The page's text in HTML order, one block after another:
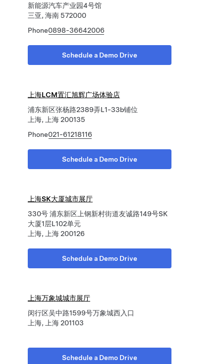
新能源汽车产业园4号馆
三亚, 海南 572000
Phone0898-36642006
Schedule a Demo Drive
上海LCM置汇旭辉广场体验店
浦东新区张杨路2389弄L1-33b铺位
上海, 上海 200135
Phone021-61218116
Schedule a Demo Drive
上海SK大厦城市展厅
330号 浦东新区上钢新村街道友诚路149号SK
大厦1层L102单元
上海, 上海 200126
Schedule a Demo Drive
上海万象城城市展厅
闵行区吴中路1599号万象城西入口
上海, 上海 201103
Schedule a Demo Drive